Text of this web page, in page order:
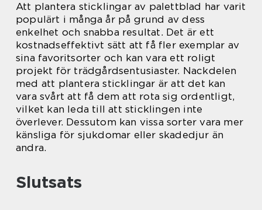
Att plantera sticklingar av palettblad har varit
populärt i många år på grund av dess
enkelhet och snabba resultat. Det är ett
kostnadseffektivt sätt att få fler exemplar av
sina favoritsorter och kan vara ett roligt
projekt för trädgårdsentusiaster. Nackdelen
med att plantera sticklingar är att det kan
vara svårt att få dem att rota sig ordentligt,
vilket kan leda till att sticklingen inte
överlever. Dessutom kan vissa sorter vara mer
känsliga för sjukdomar eller skadedjur än
andra.
Slutsats